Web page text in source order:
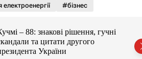
о
л
#бізнес
– 88: знакові рішення, гучні
та цитати другого
України